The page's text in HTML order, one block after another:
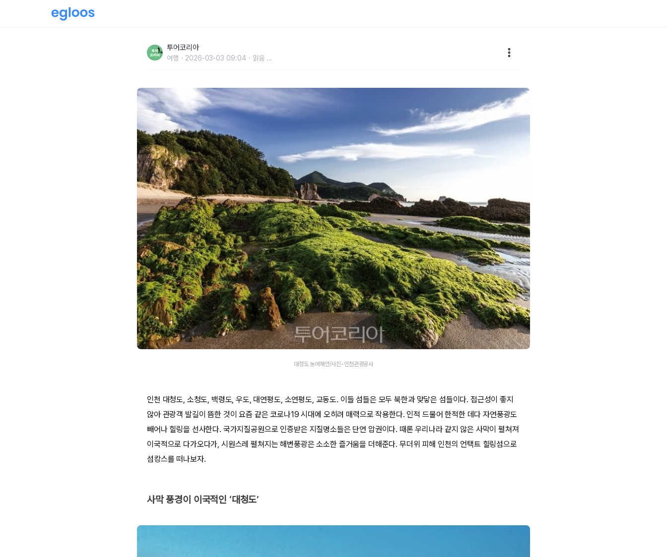
투어코리아
여행 2026-03-03 09:04 읽음 ...
대청도 농여해안/사진-인천관광공사
인천 대청도, 소청도, 백령도, 우도, 대연평도, 소연평도, 교동도. 이들 섬들은 모두 북한과 맞닿은 섬들이다. 접근성이 좋지
않아 관광객 발길이 뜸한 것이 요즘 같은 코로나19 시대에 오히려 매력으로 작용한다. 인적 드물어 한적한 데다 자연풍광도
빼어나 힐링을 선사한다. 국가지질공원으로 인증받은 지질명소들은 단연 압권이다. 때론 우리나라 같지 않은 사막이 펼쳐져
이국적으로 다가오다가, 시원스레 펼쳐지는 해변풍광은 소소한 즐거움을 더해준다. 무더위 피해 인천의 언택트 힐링섬으로
섬캉스를 떠나보자.
사막 풍경이 이국적인 ‘대청도’